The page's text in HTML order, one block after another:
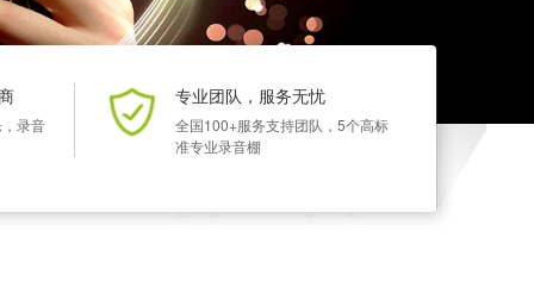
录音
专业团队，服务无忧
全国100+服务支持团队，5个高标
准专业录音棚